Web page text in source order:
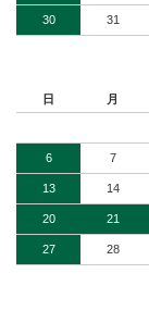
30 31
日 月
6 7
13 14
20 21
27 28